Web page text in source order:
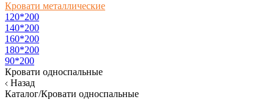
Кровати металлические
120*200
140*200
160*200
180*200
90*200
Кровати односпальные
Назад
Каталог/Кровати односпальные